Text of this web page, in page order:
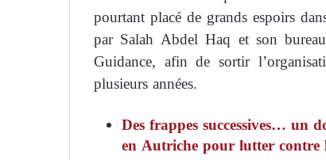
pourtant placé de grands espoirs
par Salah Abdel Haq et son
Guidance, afin de sortir
plusieurs années.
Des frappes successives…
en Autriche pour lutter contre